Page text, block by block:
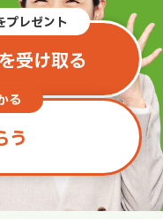
プレゼント
受け取る
る
う